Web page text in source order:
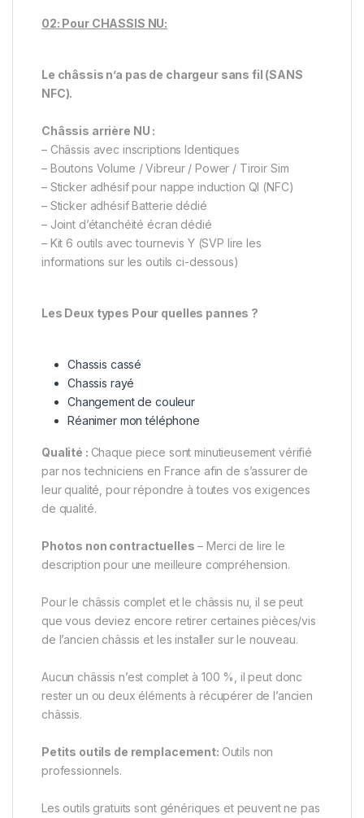
02: Pour CHASSIS NU:
Le châssis n’a pas de chargeur sans fil (SANS
NFC).
Châssis arrière NU :
– Châssis avec inscriptions Identiques
– Boutons Volume / Vibreur / Power / Tiroir Sim
– Sticker adhésif pour nappe induction QI (NFC)
– Sticker adhésif Batterie dédié
– Joint d’étanchéité écran dédié
– Kit 6 outils avec tournevis Y (SVP lire les
informations sur les outils ci-dessous)
Les Deux types Pour quelles pannes ?
Chassis cassé
Chassis rayé
Changement de couleur
Réanimer mon téléphone
Qualité : Chaque piece sont minutieusement vérifié
par nos techniciens en France afin de s’assurer de
leur qualité, pour répondre à toutes vos exigences
de qualité.
Photos non contractuelles – Merci de lire le
description pour une meilleure compréhension.
Pour le châssis complet et le châssis nu, il se peut
que vous deviez encore retirer certaines pièces/vis
de l’ancien châssis et les installer sur le nouveau.
Aucun châssis n’est complet à 100 %, il peut donc
rester un ou deux éléments à récupérer de l’ancien
châssis.
Petits outils de remplacement: Outils non
professionnels.
Les outils gratuits sont génériques et peuvent ne pas